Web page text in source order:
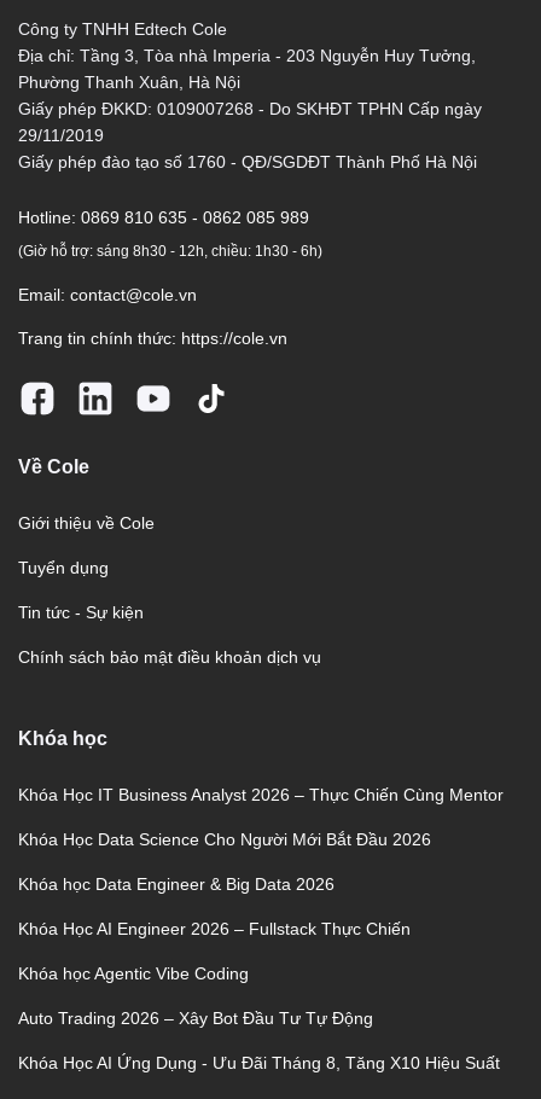
Công ty TNHH Edtech Cole
Địa chỉ: Tầng 3, Tòa nhà Imperia - 203 Nguyễn Huy Tưởng,
Phường Thanh Xuân, Hà Nội
Giấy phép ĐKKD: 0109007268 - Do SKHĐT TPHN Cấp ngày
29/11/2019
Giấy phép đào tạo số 1760 - QĐ/SGDĐT Thành Phố Hà Nội
Hotline: 0869 810 635 - 0862 085 989
(Giờ hỗ trợ: sáng 8h30 - 12h, chiều: 1h30 - 6h)
Email: contact@cole.vn
Trang tin chính thức: https://cole.vn
Về Cole
Giới thiệu về Cole
Tuyển dụng
Tin tức - Sự kiện
Chính sách bảo mật điều khoản dịch vụ
Khóa học
Khóa Học IT Business Analyst 2026 – Thực Chiến Cùng Mentor
Khóa Học Data Science Cho Người Mới Bắt Đầu 2026
Khóa học Data Engineer & Big Data 2026
Khóa Học AI Engineer 2026 – Fullstack Thực Chiến
Khóa học Agentic Vibe Coding
Auto Trading 2026 – Xây Bot Đầu Tư Tự Động
Khóa Học AI Ứng Dụng - Ưu Đãi Tháng 8, Tăng X10 Hiệu Suất